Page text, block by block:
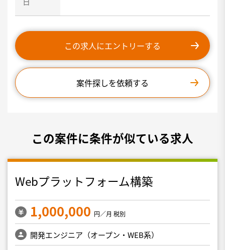
この求人にエントリーする
案件探しを依頼する
この案件に条件が似ている求人
Webプラットフォーム構築
1,000,000 円／月 税別
開発エンジニア（オープン・WEB系）